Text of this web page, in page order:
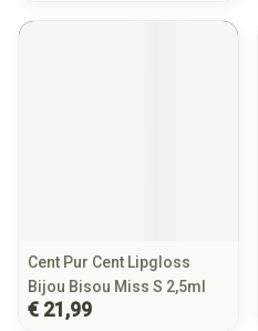
Cent Pur Cent Lipgloss
Bijou Bisou Miss S 2,5ml
€ 21,99